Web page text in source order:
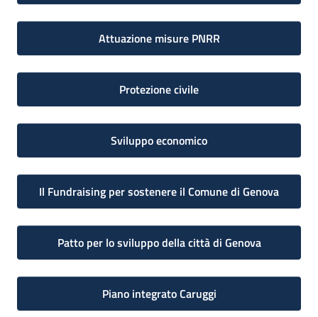
Attuazione misure PNRR
Protezione civile
Sviluppo economico
Il Fundraising per sostenere il Comune di Genova
Patto per lo sviluppo della città di Genova
Piano integrato Caruggi